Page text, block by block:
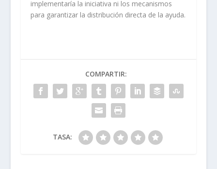
implementaría la iniciativa ni los mecanismos
para garantizar la distribución directa de la ayuda.
COMPARTIR:
TASA: